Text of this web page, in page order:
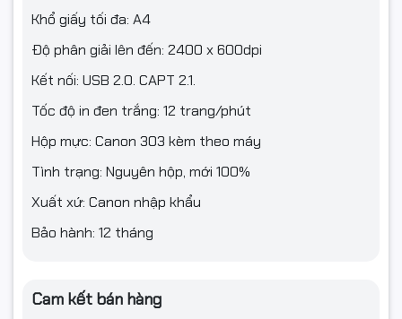
Khổ giấy tối đa: A4
Độ phân giải lên đến: 2400 x 600dpi
Kết nối: USB 2.0. CAPT 2.1.
Tốc độ in đen trắng: 12 trang/phút
Hộp mực: Canon 303 kèm theo máy
Tình trạng: Nguyên hộp, mới 100%
Xuất xứ: Canon nhập khẩu
Bảo hành: 12 tháng
Cam kết bán hàng